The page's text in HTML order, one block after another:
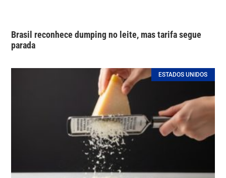
Brasil reconhece dumping no leite, mas tarifa segue
parada
ESTADOS UNIDOS